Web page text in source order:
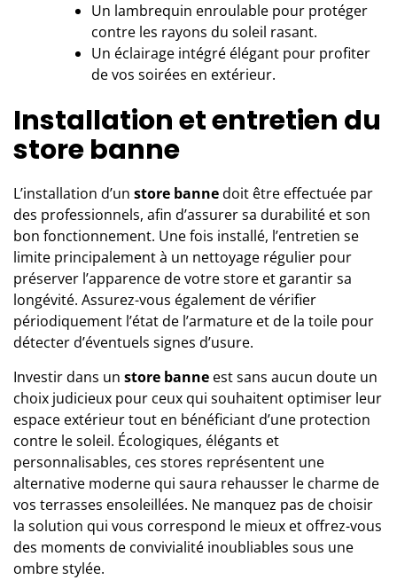
Un lambrequin enroulable pour protéger
contre les rayons du soleil rasant.
Un éclairage intégré élégant pour profiter
de vos soirées en extérieur.
Installation et entretien du
store banne
L’installation d’un store bannedoit être effectuée par
des professionnels, afin d’assurer sa durabilité et son
bon fonctionnement. Une fois installé, l’entretien se
limite principalement à un nettoyage régulier pour
préserver l’apparence de votre store et garantir sa
longévité. Assurez-vous également de vérifier
périodiquement l’état de l’armature et de la toile pour
détecter d’éventuels signes d’usure.
Investir dans un store banne est sans aucun doute un
choix judicieux pour ceux qui souhaitent optimiser leur
espace extérieur tout en bénéficiant d’une protection
contre le soleil. Écologiques, élégants et
personnalisables, ces stores représentent une
alternative moderne qui saura rehausser le charme de
vos terrasses ensoleillées. Ne manquez pas de choisir
la solution qui vous correspond le mieux et offrez-vous
des moments de convivialité inoubliables sous une
ombre stylée.